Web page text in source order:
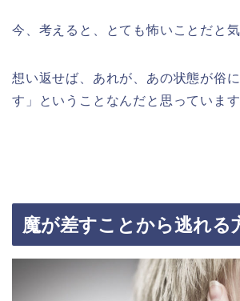
今、考えると、とても怖いことだと気
想い返せば、あれが、あの状態が俗
す」ということなんだと思っています
魔が差すことから逃れる